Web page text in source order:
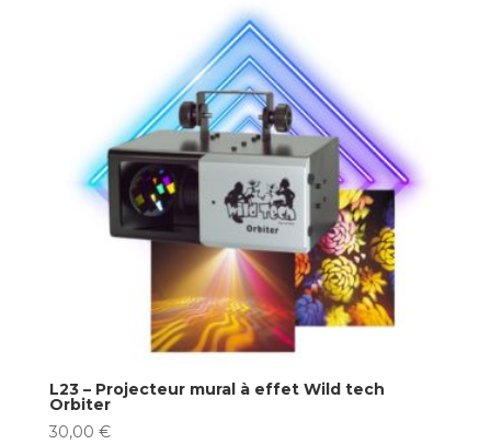
L23 – Projecteur mural à effet Wild tech
Orbiter
30,00 €